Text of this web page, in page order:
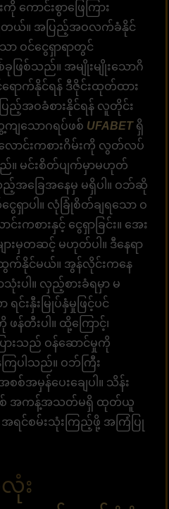
ကောင်းစွာဖြေကြား
ရှိတယ်။ အပြည့်အဝလက်ခံနိုင်
ဝင်ငွေရှာရာတွင်
ြစ်သည်။ အမျိုးမျိုးသောဂိ
ောက်နိုင်ရန် ဒီဇိုင်းထုတ်ထား
ြည့်အဝခံစားနိုင်ရန် လူတိုင်း
သောဂရပ်ဖစ် UFABETရှိ
ာင်းကစားဂိမ်းကို လွတ်လပ်
ည်။ မင်းစိတ်ပျက်မှာမဟုတ်
ခြေအနေမှ မရှိပါ။ ဝဘ်ဆို
ာပါ။ လုံခြုံစိတ်ချရသော ဝ
စားနှင့် ငွေရှာခြင်း။ အေး
ျားမှတဆင့် မဟုတ်ပါ။ ဒီနေရာ
က်နိုင်မယ်။ အွန်လိုင်းကနေ
ပါ။ လှည့်စားခံရမှာ မ
င်းနှီးမြုပ်နှံမှုဖြင့်ပင်
ဖန်တီးပါ။ ထို့ကြောင့်၊
ြားသည် ဝန်ဆောင်မှုကို
ြပါသည်။ ဝဘ်ကြီး
အမှန်ပေးချေပါ။ သိန်း
စ်ဖြစ် အကန့်အသတ်မရှိ ထုတ်ယူ
ရင်စမ်းသုံးကြည့်ဖို့ အကြံပြု
း